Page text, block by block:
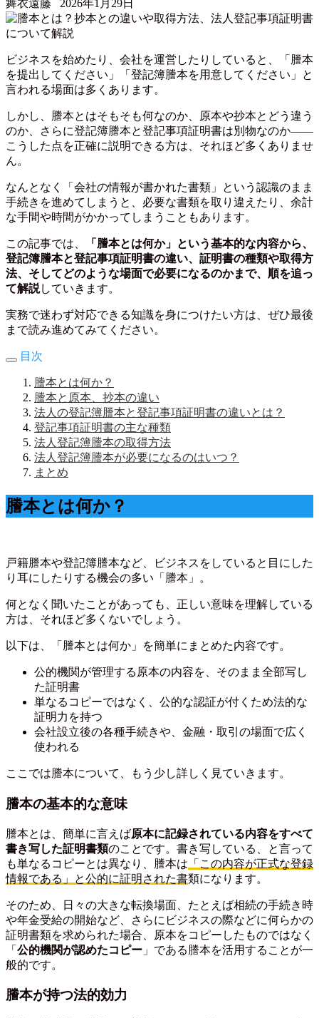
舞衣遠藤 2026年1月29日
ビジネスを始めたり、会社を運営したりしていると、「謄本
を提出してください」「登記簿謄本を用意してください」と
言われる場面は多くあります。
しかし、謄本とはそもそも何なのか、原本や抄本とどう違う
のか、さらに登記簿謄本と登記事項証明書は別物なのか――
こうした点を正確に説明できる方は、それほど多くありませ
ん。
なんとなく「会社の情報が書かれた書類」という認識のまま
手続きを進めてしまうと、必要な書類を取り違えたり、余計
な手間や時間がかかってしまうこともあります。
この記事では、
「謄本とは何か」という基本的な内容から、
登記簿謄本と登記事項証明書の違い、証明書の種類や取得方
法、そしてどのような場面で必要になるのかまで、順を追っ
て解説していきます。
実務で迷わず対応できる知識を身につけたい方は、ぜひ最後
まで読み進めてみてください。
目次
謄本とは何か？
謄本と原本、抄本の違い
法人の登記簿謄本と登記事項証明書の違いとは？
登記事項証明書の主な種類
法人登記簿謄本の取得方法
法人登記簿謄本が必要になるのはいつ？
まとめ
謄本とは何か？
戸籍謄本や登記簿謄本など、ビジネスをしていると目にした
り耳にしたりする機会の多い「謄本」。
何となく聞いたことがあっても、正しい意味を理解している
方は、それほど多くないでしょう。
以下は、「謄本とは何か」を簡単にまとめた内容です。
公的機関が管理する原本の内容を、そのまま全部写し
た証明書
単なるコピーではなく、公的な認証が付くため法的な
証明力を持つ
会社設立後の各種手続きや、金融・取引の場面で広く
使われる
ここでは謄本について、もう少し詳しく見ていきます。
謄本の基本的な意味
謄本とは、簡単に言えば原本に記録されている内容をすべて
書き写した証明書類のことです。書き写している、と言って
も単なるコピーとは異なり、謄本は 「この内容が正式な登録
情報である」と公的に証明された書類になります。
そのため、日々の大きな転換場面、たとえば相続の手続き時
や年金受給の開始など、さらにビジネスの際などに何らかの
証明書類を求められた場合、原本をコピーしたものではなく
「 公的機関が認めたコピー 」である謄本を活用することが一
般的です。
謄本が持つ法的効力